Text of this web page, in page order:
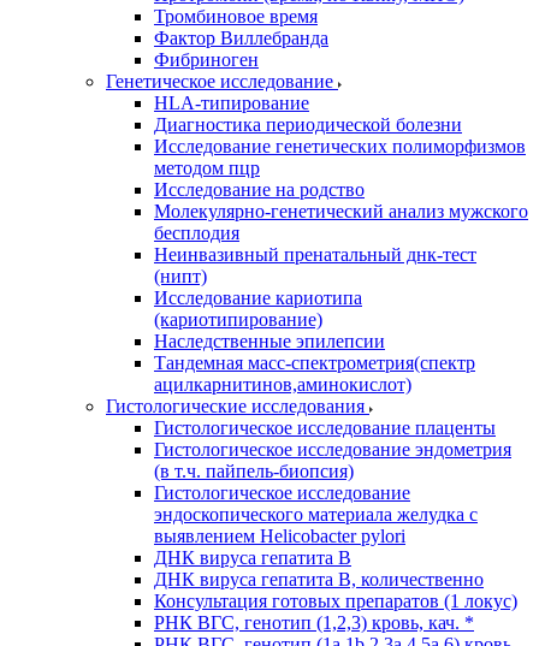
Тромбиновое время
Фактор Виллебранда
Фибриноген
Генетическое исследование
HLA-типирование
Диагностика периодической болезни
Исследование генетических полиморфизмов
методом пцр
Исследование на родство
Молекулярно-генетический анализ мужского
бесплодия
Неинвазивный пренатальный днк-тест
(нипт)
Исследование кариотипа
(кариотипирование)
Наследственные эпилепсии
Тандемная масс-спектрометрия(спектр
ацилкарнитинов,аминокислот)
Гистологические исследования
Гистологическое исследование плаценты
Гистологическое исследование эндометрия
(в т.ч. пайпель-биопсия)
Гистологическое исследование
эндоскопического материала желудка с
выявлением Helicobacter pylori
ДНК вируса гепатита B
ДНК вируса гепатита B, количественно
Консультация готовых препаратов (1 локус)
РНК ВГC, генотип (1,2,3) кровь, кач. *